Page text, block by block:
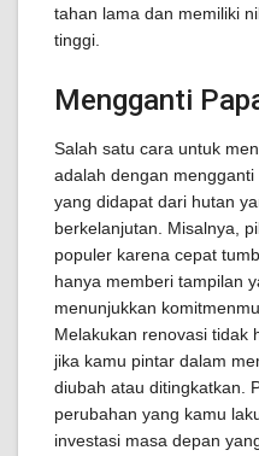
tahan lama dan memiliki
tinggi.
Mengganti
Salah satu cara untuk
adalah dengan
yang didapat dari hutan
berkelanjutan. Misalnya,
populer karena cepat
hanya memberi tampilan
menunjukkan
Melakukan renovasi tidak
jika kamu pintar dalam
diubah atau ditingkatkan.
perubahan yang kamu
investasi masa depan